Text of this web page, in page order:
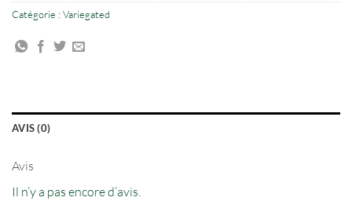
Catégorie : Variegated
AVIS (0)
Avis
Il n’y a pas encore d’avis.